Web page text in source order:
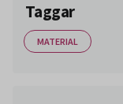
Taggar
MATERIAL